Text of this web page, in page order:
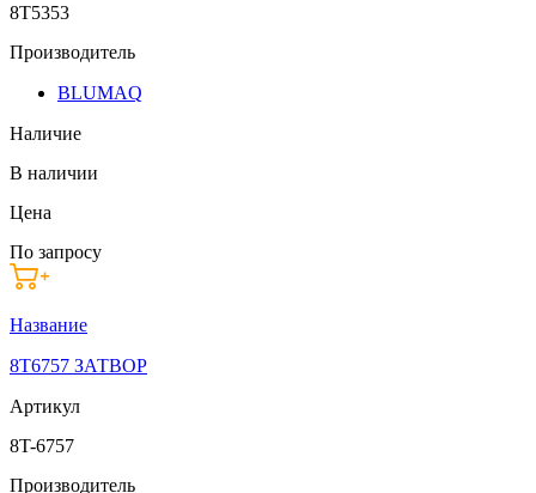
8T5353
Производитель
BLUMAQ
Наличие
В наличии
Цена
По запросу
Название
8T6757 ЗАТВОР
Артикул
8T-6757
Производитель